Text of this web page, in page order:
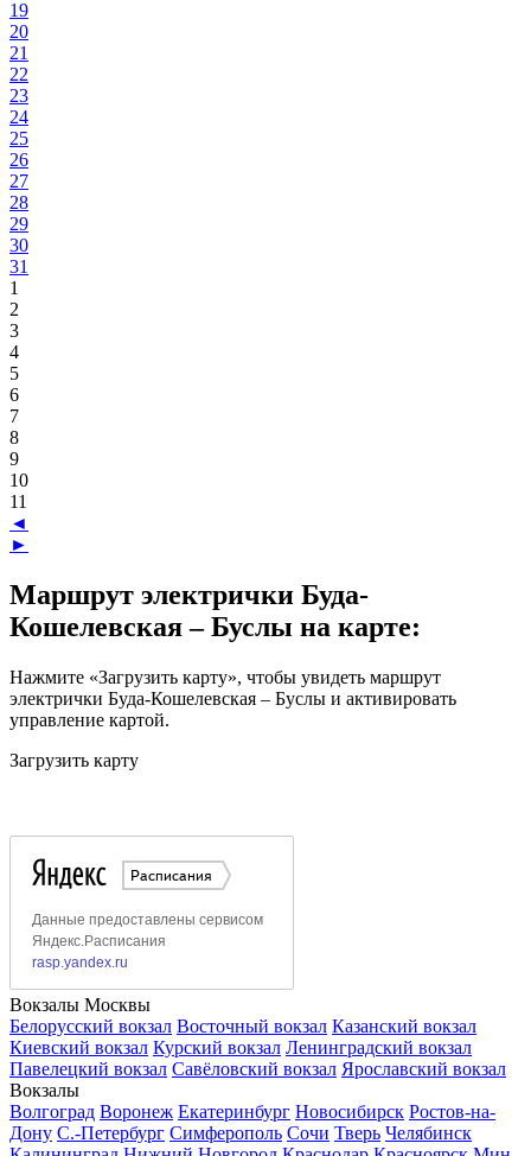
19
20
21
22
23
24
25
26
27
28
29
30
31
1
2
3
4
5
6
7
8
9
10
11
◄
►
Маршрут электрички Буда-
Кошелевская – Буслы на карте:
Нажмите «Загрузить карту», чтобы увидеть маршрут
электрички Буда-Кошелевская – Буслы и активировать
управление картой.
Загрузить карту
Вокзалы Москвы
Белорусский вокзал Восточный вокзал Казанский вокзал
Киевский вокзал Курский вокзал Ленинградский вокзал
Павелецкий вокзал Савёловский вокзал Ярославский вокзал
Вокзалы
Волгоград Воронеж Екатеринбург Новосибирск Ростов-на-
Дону С.-Петербург Симферополь Сочи Тверь Челябинск